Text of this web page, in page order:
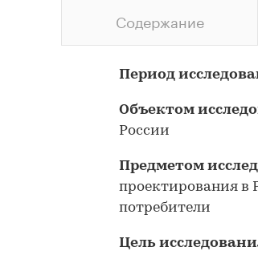
Содержание
Период
Объектом
России
Предметом
проектирования в
потребители
Цель